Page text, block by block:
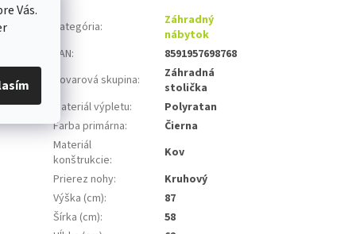
Vás.
a štýl,
Kategória:
Záhradný
nábytok
EAN:
8591957698768
Tovarová skupina:
Záhradná
stolička
Materiál výpletu:
Polyratan
Farba primárna:
Čierna
Materiál
konštrukcie:
Kov
Prierez nohy:
Kruhový
Výška (cm):
87
Šírka (cm):
58